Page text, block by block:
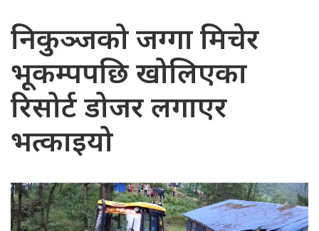
निकुञ्जको जग्गा मिचेर
भूकम्पपछि खोलिएका
रिसोर्ट डोजर लगाएर
भत्काइयो